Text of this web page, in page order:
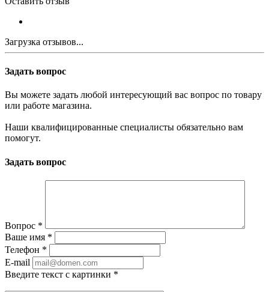
Загрузка отзывов...
Задать вопрос
Вы можете задать любой интересующий вас вопрос по товару
или работе магазина.
Наши квалифицированные специалисты обязательно вам
помогут.
Задать вопрос
Вопрос *
Ваше имя *
Телефон *
E-mail
Введите текст с картинки *